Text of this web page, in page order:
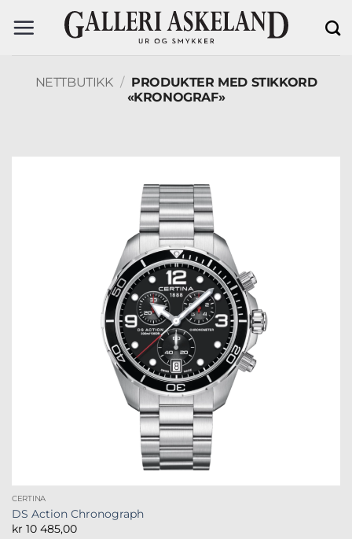
NETTBUTIKK / PRODUKTER MED STIKKORD
«KRONOGRAF»
CERTINA
DS Action Chronograph
kr 10 485,00